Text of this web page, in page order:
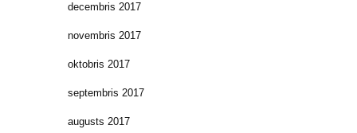
decembris 2017
novembris 2017
oktobris 2017
septembris 2017
augusts 2017